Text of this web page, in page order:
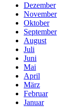
Dezember
November
Oktober
September
August
Juli
Juni
Mai
April
März
Februar
Januar